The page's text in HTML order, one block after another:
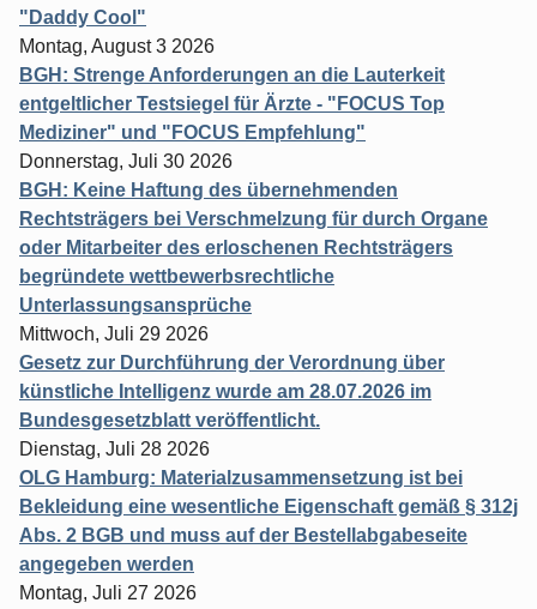
"Daddy Cool"
Montag, August 3 2026
BGH: Strenge Anforderungen an die Lauterkeit
entgeltlicher Testsiegel für Ärzte - "FOCUS Top
Mediziner" und "FOCUS Empfehlung"
Donnerstag, Juli 30 2026
BGH: Keine Haftung des übernehmenden
Rechtsträgers bei Verschmelzung für durch Organe
oder Mitarbeiter des erloschenen Rechtsträgers
begründete wettbewerbsrechtliche
Unterlassungsansprüche
Mittwoch, Juli 29 2026
Gesetz zur Durchführung der Verordnung über
künstliche Intelligenz wurde am 28.07.2026 im
Bundesgesetzblatt veröffentlicht.
Dienstag, Juli 28 2026
OLG Hamburg: Materialzusammensetzung ist bei
Bekleidung eine wesentliche Eigenschaft gemäß § 312j
Abs. 2 BGB und muss auf der Bestellabgabeseite
angegeben werden
Montag, Juli 27 2026